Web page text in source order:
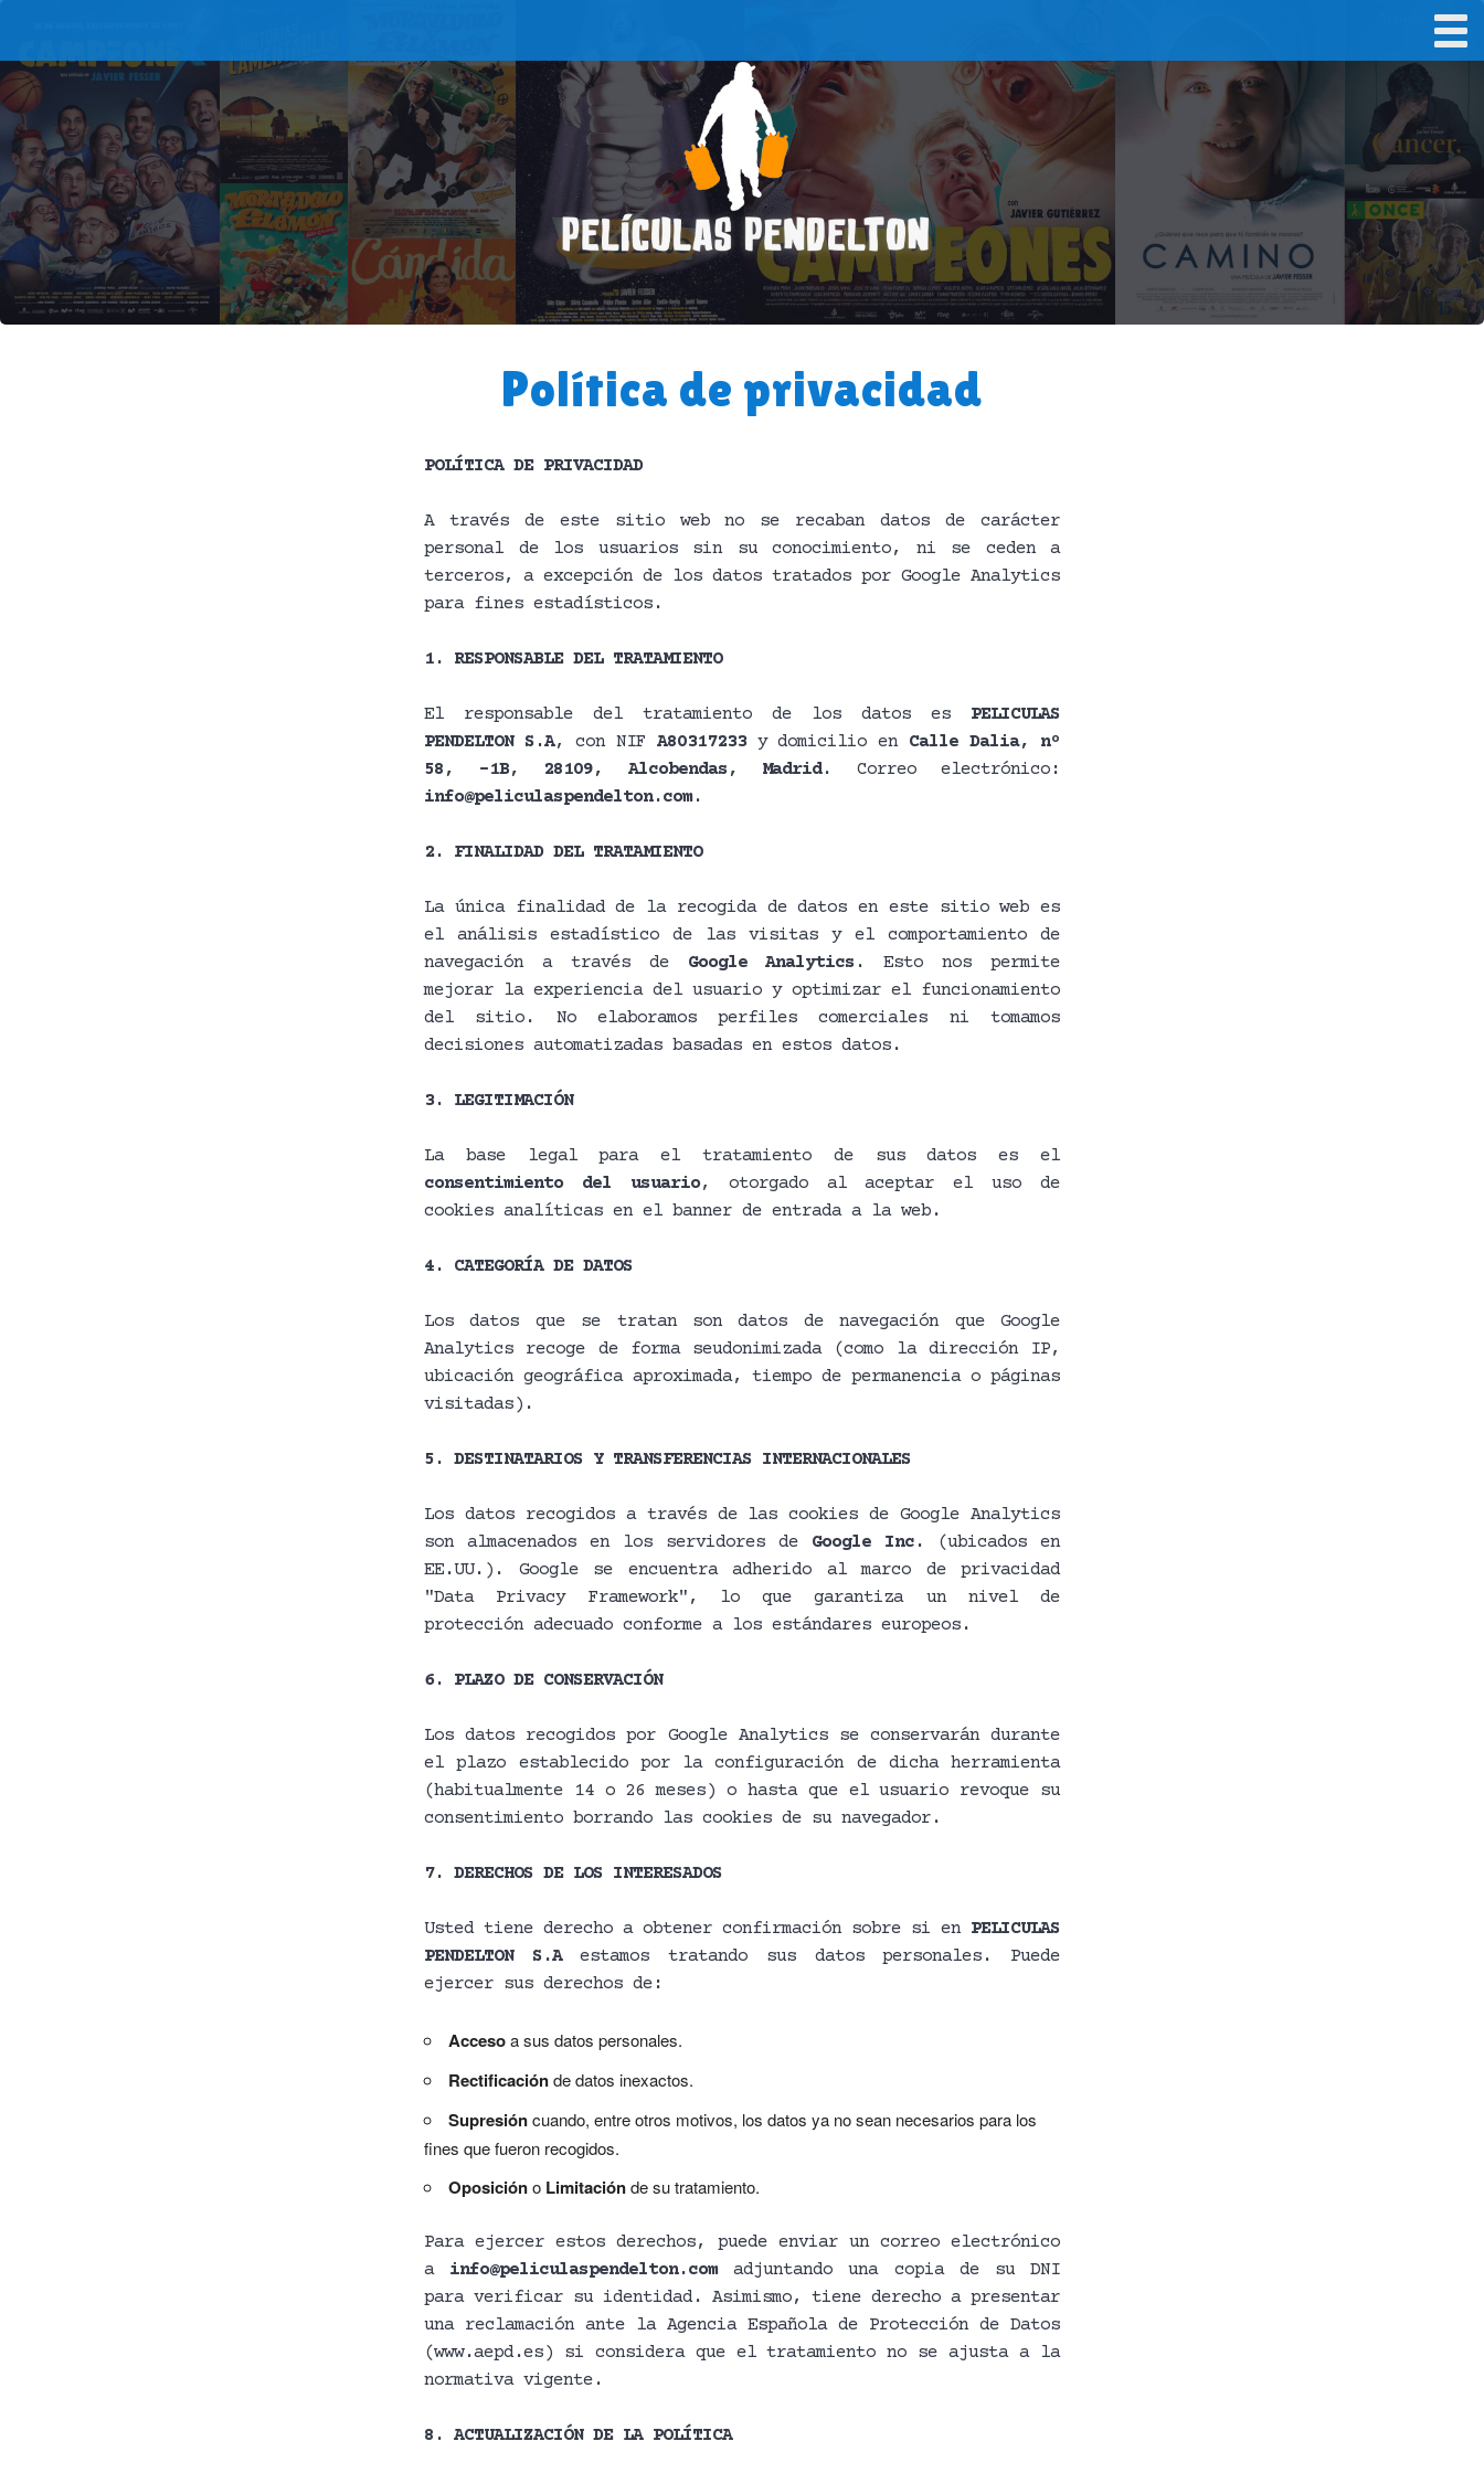
Política de privacidad
POLÍTICA DE PRIVACIDAD
A través de este sitio web no se recaban datos de carácter
personal de los usuarios sin su conocimiento, ni se ceden a
terceros, a excepción de los datos tratados por Google Analytics
para fines estadísticos.
1. RESPONSABLE DEL TRATAMIENTO
El responsable del tratamiento de los datos es PELICULAS
PENDELTON S.A, con NIF A80317233y domicilio en Calle Dalia, nº
58, -1B, 28109, Alcobendas, Madrid. Correo electrónico:
info@peliculaspendelton.com.
2. FINALIDAD DEL TRATAMIENTO
La única finalidad de la recogida de datos en este sitio web es
el análisis estadístico de las visitas y el comportamiento de
navegación a través de Google Analytics . Esto nos permite
mejorar la experiencia del usuario y optimizar el funcionamiento
del sitio. No elaboramos perfiles comerciales ni tomamos
decisiones automatizadas basadas en estos datos.
3. LEGITIMACIÓN
La base legal para el tratamiento de sus datos es el
consentimiento del usuario, otorgado al aceptar el uso de
cookies analíticas en el banner de entrada a la web.
4. CATEGORÍA DE DATOS
Los datos que se tratan son datos de navegación que Google
Analytics recoge de forma seudonimizada (como la dirección IP,
ubicación geográfica aproximada, tiempo de permanencia o páginas
visitadas).
5. DESTINATARIOS Y TRANSFERENCIAS INTERNACIONALES
Los datos recogidos a través de las cookies de Google Analytics
son almacenados en los servidores de Google Inc.
(ubicados en
EE.UU.). Google se encuentra adherido al marco de privacidad
"Data Privacy Framework", lo que garantiza un nivel de
protección adecuado conforme a los estándares europeos.
6. PLAZO DE CONSERVACIÓN
Los datos recogidos por Google Analytics se conservarán durante
el plazo establecido por la configuración de dicha herramienta
(habitualmente 14 o 26 meses) o hasta que el usuario revoque su
consentimiento borrando las cookies de su navegador.
7. DERECHOS DE LOS INTERESADOS
Usted tiene derecho a obtener confirmación sobre si en PELICULAS
PENDELTON S.Aestamos tratando sus datos personales. Puede
ejercer sus derechos de:
Accesoa sus datos personales.
Rectificaciónde datos inexactos.
Supresióncuando, entre otros motivos, los datos ya no sean necesarios para los
fines que fueron recogidos.
Oposicióno Limitaciónde su tratamiento.
Para ejercer estos derechos, puede enviar un correo electrónico
a info@peliculaspendelton.comadjuntando una copia de su DNI
para verificar su identidad. Asimismo, tiene derecho a presentar
una reclamación ante la Agencia Española de Protección de Datos
(www.aepd.es) si considera que el tratamiento no se ajusta a la
normativa vigente.
8. ACTUALIZACIÓN DE LA POLÍTICA